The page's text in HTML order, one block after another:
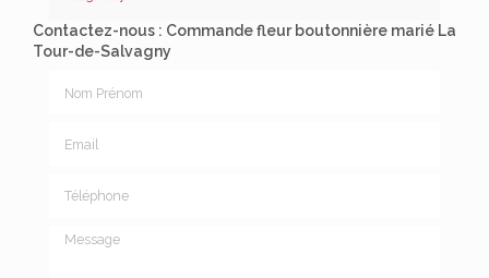
Contactez-nous : Commande fleur boutonnière marié La
Tour-de-Salvagny
Message